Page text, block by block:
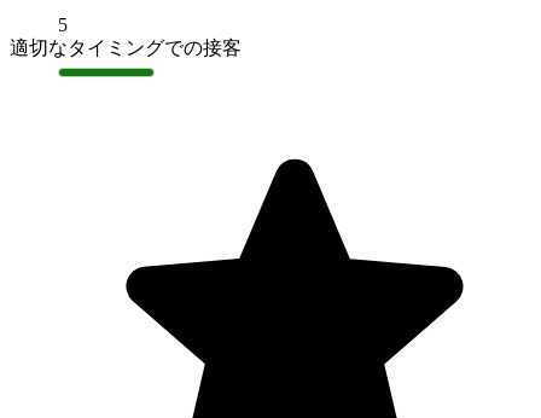
5
適切なタイミングでの接客